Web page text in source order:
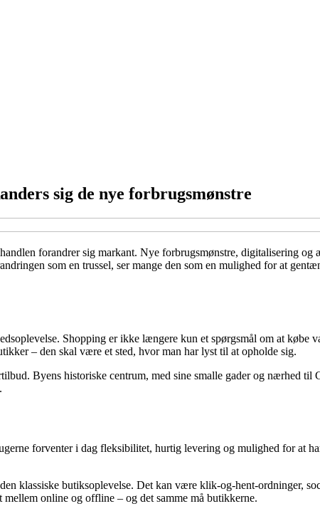
sig de nye forbrugsmønstre
forandrer sig markant. Nye forbrugsmønstre, digitalisering
som en trussel, ser mange den som en mulighed for at
Shopping er ikke længere kun et spørgsmål om at købe
– den skal være et sted, hvor man har lyst til at opholde sig.
Byens historiske centrum, med sine smalle gader og nærhed til
forventer i dag fleksibilitet, hurtig levering og mulighed for at
klassiske butiksoplevelse. Det kan være klik-og-hent-ordninger,
online og offline – og det samme må butikkerne.